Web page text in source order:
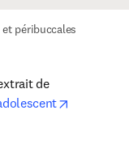
péribuccales
de